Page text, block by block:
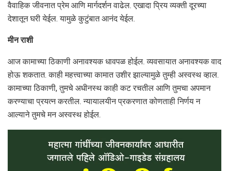
वैवाहिक जीवनात प्रेम आणि मार्गदर्शन वाढेल. एखादा प्रिय व्यक्ती दूरच्या
देशातून घरी येईल. यामुळे कुटुंबात आनंद येईल.
मीन राशी
आज कामाच्या ठिकाणी अनावश्यक धावपळ होईल. व्यवसायात अनावश्यक वाद
होऊ शकतात. काही महत्त्वाच्या कामात उशीर झाल्यामुळे तुम्ही अस्वस्थ व्हाल.
कामाच्या ठिकाणी, तुमचे अधीनस्थ काही कट रचतील आणि तुमचा अपमान
करण्याचा प्रयत्न करतील. न्यायालयीन प्रकरणात कोणताही निर्णय न
आल्याने तुमचे मन अस्वस्थ होईल.